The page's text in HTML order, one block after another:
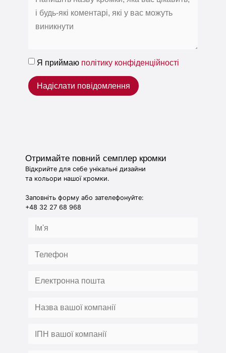
Я приймаю політику конфіденційності
Надіслати повідомлення
Отримайте повний семплер кромки
Відкрийте для себе унікальні дизайни
та кольори нашої кромки.
Заповніть форму або зателефонуйте:
+48 32 27 68 968